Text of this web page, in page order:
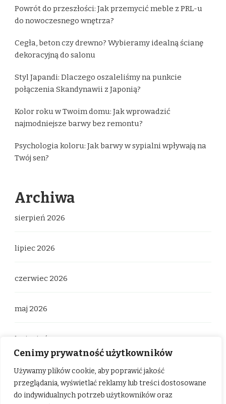
Cenimy prywatność użytkowników
Używamy plików cookie, aby poprawić jakość
przeglądania, wyświetlać reklamy lub treści dostosowane
do indywidualnych potrzeb użytkowników oraz
Powrót do przeszłości: Jak przemycić meble z PRL-u
do nowoczesnego wnętrza?
Cegła, beton czy drewno? Wybieramy idealną ścianę
dekoracyjną do salonu
Styl Japandi: Dlaczego oszaleliśmy na punkcie
połączenia Skandynawii z Japonią?
Kolor roku w Twoim domu: Jak wprowadzić
najmodniejsze barwy bez remontu?
Psychologia koloru: Jak barwy w sypialni wpływają na
Twój sen?
Archiwa
sierpień 2026
lipiec 2026
czerwiec 2026
maj 2026
kwiecień 2026
marzec 2026
luty 2026